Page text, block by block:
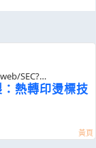
SEC?
熱轉印燙標技